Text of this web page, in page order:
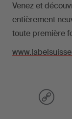
Venez et
entièrement
toute première